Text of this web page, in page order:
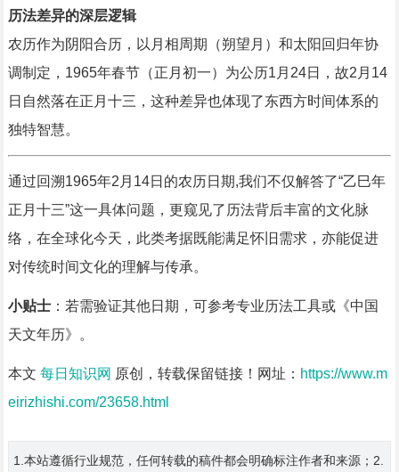
历法差异的深层逻辑
农历作为阴阳合历，以月相周期（朔望月）和太阳回归年协
调制定，1965年春节（正月初一）为公历1月24日，故2月14
日自然落在正月十三，这种差异也体现了东西方时间体系的
独特智慧。
通过回溯1965年2月14日的农历日期,我们不仅解答了“乙巳年
正月十三”这一具体问题，更窥见了历法背后丰富的文化脉
络，在全球化今天，此类考据既能满足怀旧需求，亦能促进
对传统时间文化的理解与传承。
小贴士：若需验证其他日期，可参考专业历法工具或《中国
天文年历》。
本文 每日知识网 原创，转载保留链接！网址： https://www.m
eirizhishi.com/23658.html
1.本站遵循行业规范，任何转载的稿件都会明确标注作者和来源；2.